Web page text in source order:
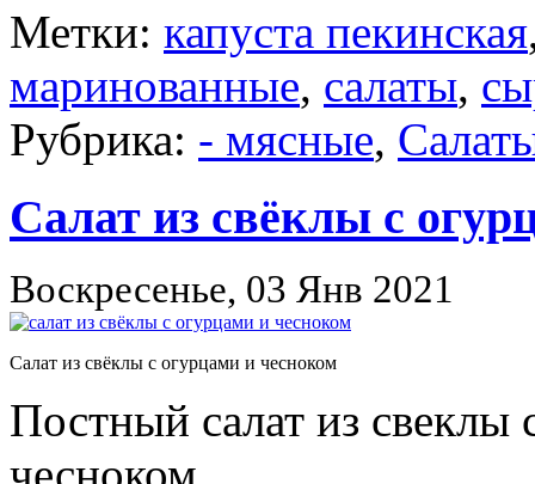
Метки: капуста пекинская
маринованные, салаты,
Рубрика: - мясные,
Салат из свёклы с
Воскресенье, 03 Янв 2021
Салат из свёклы с огурцами и чесноком
Постный салат из
чесноком.